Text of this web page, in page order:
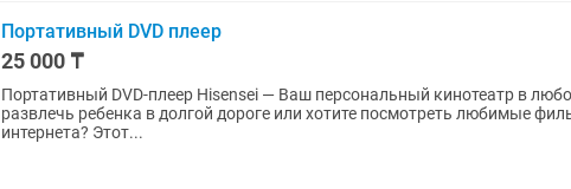
Портативный DVD плеер
25 000 ₸
Портативный DVD-плеер Hisensei — Ваш персональный кинотеатр в
развлечь ребенка в долгой дороге или хотите посмотреть любимые
интернета? Этот...